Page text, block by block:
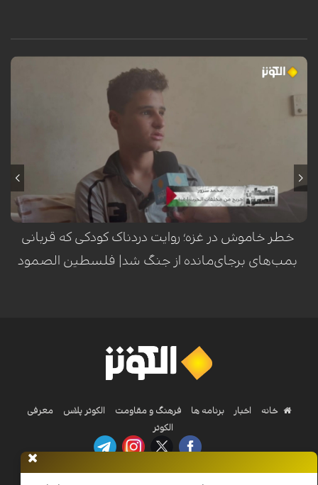
محمد سرور، کودک فلسطینی ساکن اردوگاه النصیرات در نوار غزه، هنگام عبور
از کنار تپه‌وری در این منطقه، هدف انفجار یک گلوله یا ماده منفجره باقیمانده
از ارتش اشغالگر اسرائیل قرار گرفت. این انفجار که در یک لحظه‌ی گذرا رخ داد،
مسیر زندگی او را برای همیشه دگرگون ساخت؛ به طوری که منجر به قطع هر
دو پا، فلج شدن دست چپ، فلج نیمی از صورت و آسیب جدی به بینایی وی
گردید. این حادثه‌ی تلخ، بار دیگر هشداری است بر خطر مستمر مواد منفجره
برجای‌مانده از جنگ در مناطق مختلف غزه.
خطر خاموش در غزه؛ روایت دردناک کودکی که قربانی
بمب‌های برجای‌مانده از جنگ شد| فلسطین الصمود
خانه اخبار برنامه ها فرهنگ و مقاومت الکوثر پلاس
معرفی
الکوثر
Nilesat 11900 V | Badr 8 11747 V | Badr5 12284 V